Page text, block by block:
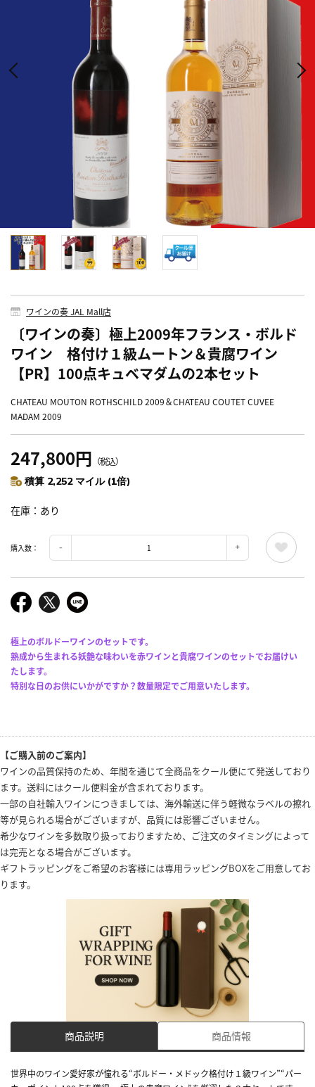
ワインの奏 JAL Mall店
〔ワインの奏〕極上2009年フランス・ボルド
ワイン 格付け１級ムートン＆貴腐ワイン
【PR】100点キュベマダムの2本セット
CHATEAU MOUTON ROTHSCHILD 2009＆CHATEAU COUTET CUVEE
MADAM 2009
247,800円 （税込）
積算 2,252 マイル (1倍)
在庫 あり
購入数：
極上のボルドーワインのセットです。
熟成から生まれる妖艶な味わいを赤ワインと貴腐ワインのセットでお届けい
たします。
特別な日のお供にいかがですか？数量限定でご用意いたします。
【ご購入前のご案内】
ワインの品質保持のため、年間を通じて全商品をクール便にて発送しており
ます。送料にはクール便料金が含まれております。
一部の自社輸入ワインにつきましては、海外輸送に伴う軽微なラベルの擦れ
等が見られる場合がございますが、品質には影響ございません。
希少なワインを多数取り扱っておりますため、ご注文のタイミングによって
は完売となる場合がございます。
ギフトラッピングをご希望のお客様には専用ラッピングBOXをご用意してお
ります。
商品説明 商品情報
世界中のワイン愛好家が憧れる“ボルドー・メドック格付け１級ワイン”“パー